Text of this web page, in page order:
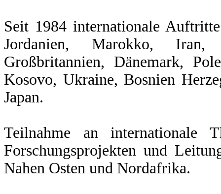
Seit 1984 internationale
Jordanien, Marokko, Iran,
Großbritannien, Dänemark,
Kosovo, Ukraine, Bosnien
Japan.
Teilnahme an internationale
Forschungsprojekten und
Nahen Osten und Nordafrika.